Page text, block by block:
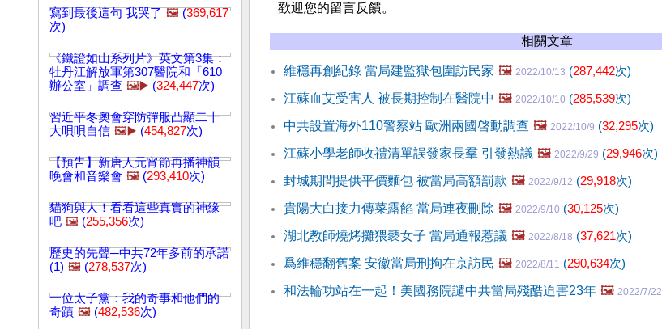
寫到最後這句 我哭了 🖼️(369,617
次)
《鐵證如山系列片》英文第3集：
牡丹江解放軍第307醫院和「610
辦公室」調查 🖼️▶️ (324,447次)
習近平冬奧會穿防彈服凸顯二十
大唄唄自信 🖼️▶️ (454,827次)
【預告】新唐人元宵節再播神韻
晚會和音樂會 🖼️ (293,410次)
貓狗與人！看看這些真實的神緣
吧 🖼️ (255,356次)
歷史的先聲─中共72年多前的承諾
(1) 🖼️ (278,537次)
一位太子黨：我的奇事和他們的
奇蹟 🖼️ (482,536次)
歡迎您的留言反饋。
相關文章
維穩再創紀錄 當局建監獄包圍訪民家 🖼️ 2022/10/13 (287,442次)
江蘇血艾受害人 被長期控制在醫院中 🖼️ 2022/10/10 (285,539次)
中共設置海外110警察站 歐洲兩國啓動調查 🖼️ 2022/10/9 (32,295次)
江蘇小學老師收禮清單誤發家長羣 引發熱議 🖼️ 2022/9/29 (29,946次)
封城期間提供平價麵包 被當局高額罰款 🖼️ 2022/9/12 (29,918次)
貴陽大白接力傳菜露餡 當局連夜刪除 🖼️ 2022/9/10 (30,125次)
湖北教師燒烤攤猥褻女子 當局通報惹議 🖼️ 2022/8/18 (37,621次)
爲維穩翻舊案 安徽當局刑拘在京訪民 🖼️ 2022/8/11 (290,634次)
和法輪功站在一起！美國務院譴中共當局殘酷迫害23年 🖼️ 2022/7/22